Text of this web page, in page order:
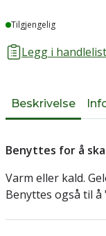
Lager
Tilgjengelig
Legg i
Beskrivelse
Benyttes for å
Varm eller kald.
Benyttes også til